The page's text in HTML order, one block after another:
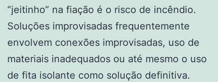
“jeitinho” na fiação é o risco de incêndio.
Soluções improvisadas frequentemente
envolvem conexões improvisadas, uso de
materiais inadequados ou até mesmo o uso
de fita isolante como solução definitiva.